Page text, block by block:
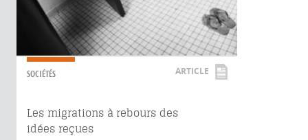
SOCIÉTÉS ARTICLE
Les migrations à rebours des
idées reçues